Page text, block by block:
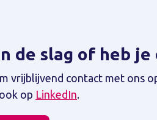
de slag of heb je
vrijblijvend contact met ons
op LinkedIn.